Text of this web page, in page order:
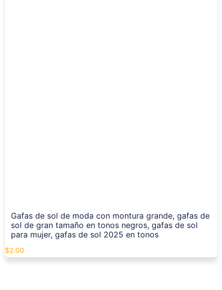
Gafas de sol de moda con montura grande, gafas de
sol de gran tamaño en tonos negros, gafas de sol
para mujer, gafas de sol 2025 en tonos
$2.00